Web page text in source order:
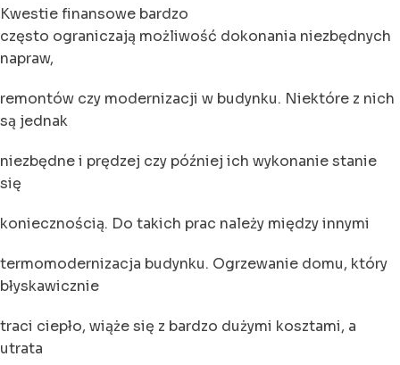
Kwestie finansowe bardzo
często ograniczają możliwość dokonania niezbędnych
napraw,
remontów czy modernizacji w budynku. Niektóre z nich
są jednak
niezbędne i prędzej czy później ich wykonanie stanie
się
koniecznością. Do takich prac należy między innymi
termomodernizacja budynku. Ogrzewanie domu, który
błyskawicznie
traci ciepło, wiąże się z bardzo dużymi kosztami, a
utrata